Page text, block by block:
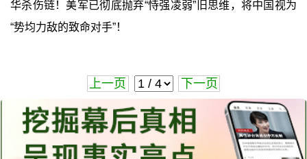
华杀伤链！美军已彻底抛弃“恃强凌弱”旧思维，将中国视为
“势均力敌的致命对手”！
上一页 下一页